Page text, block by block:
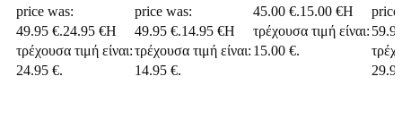
price was:
49.95 €.24.95 €Η
τρέχουσα τιμή είναι:
24.95 €.
price was:
49.95 €.14.95 €Η
τρέχουσα τιμή είναι:
14.95 €.
45.00 €.15.00 €Η
τρέχουσα τιμή είναι:
15.00 €.
price